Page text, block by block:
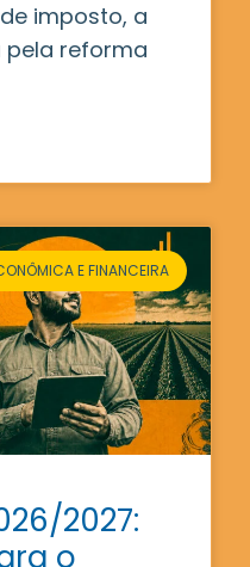
imposto, a
reforma
E FINANCEIRA
2027:
o